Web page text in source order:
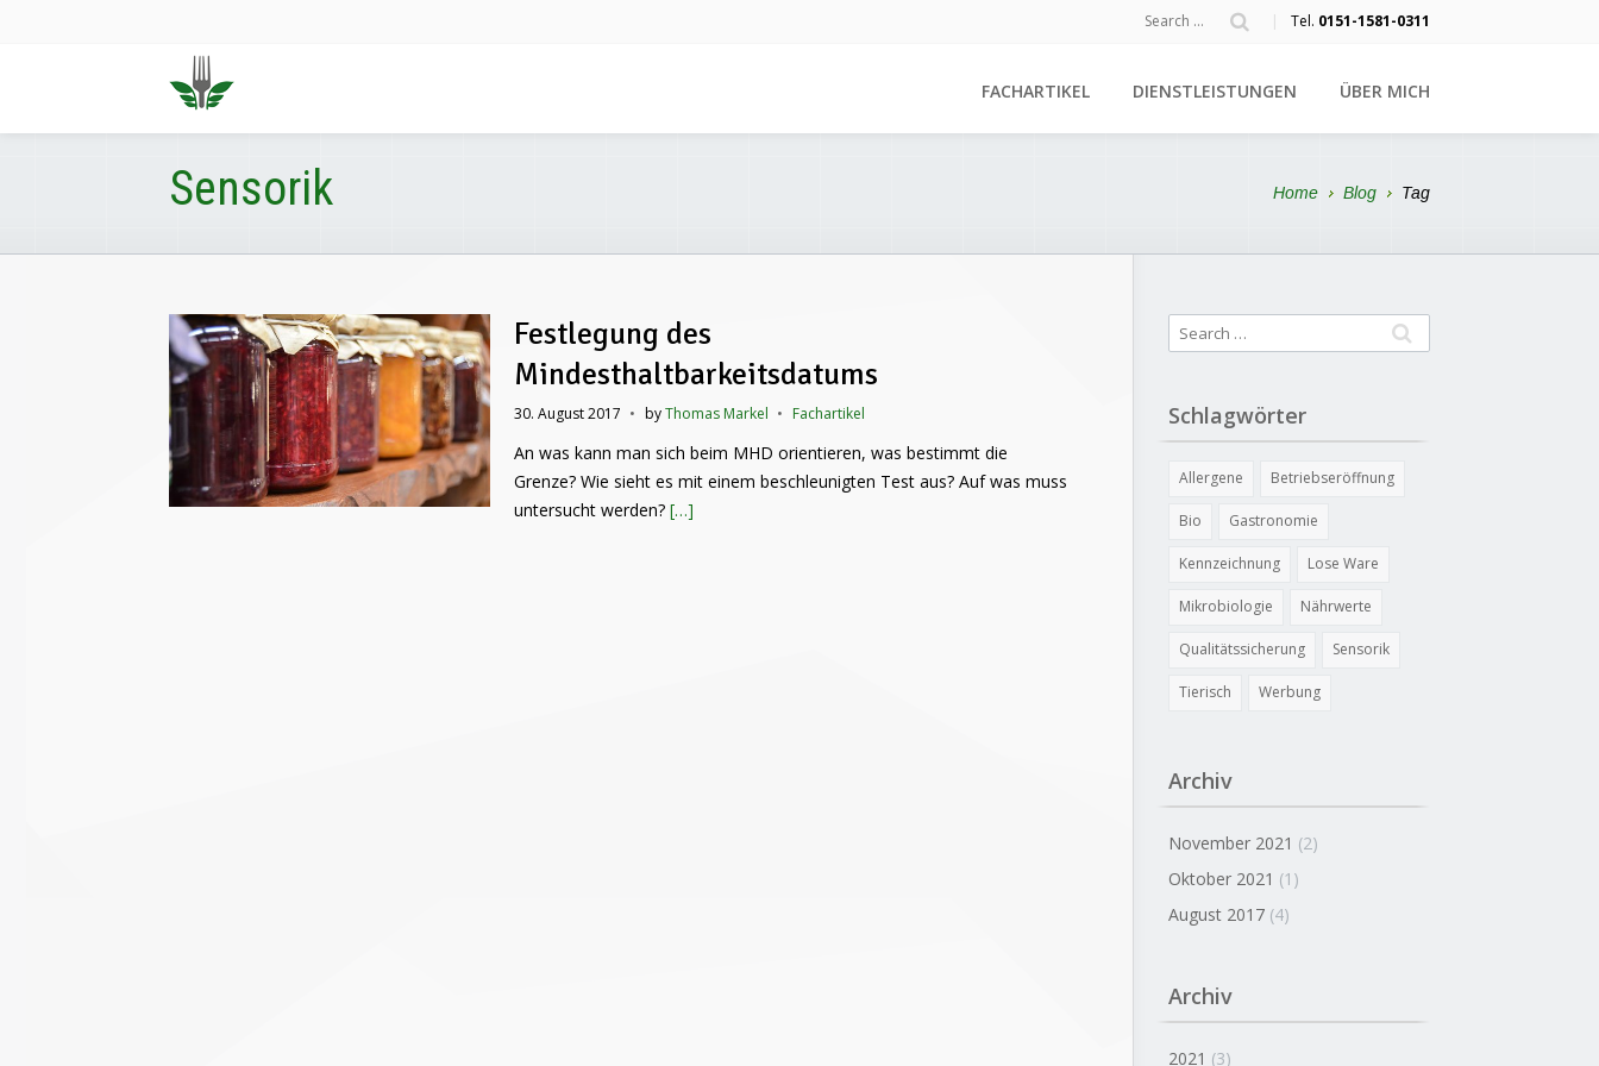
| Tel. 0151-1581-0311
FACHARTIKEL DIENSTLEISTUNGEN ÜBER MICH
Home Blog Tag
Sensorik
Festlegung des
Mindesthaltbarkeitsdatums
30. August 2017 • byThomas Markel • Fachartikel
An was kann man sich beim MHD orientieren, was bestimmt die
Grenze? Wie sieht es mit einem beschleunigten Test aus? Auf was muss
untersucht werden? […]
Schlagwörter
Allergene Betriebseröffnung
Bio Gastronomie
Kennzeichnung Lose Ware
Mikrobiologie Nährwerte
Qualitätssicherung Sensorik
Tierisch Werbung
Archiv
November 2021 (2)
Oktober 2021 (1)
August 2017 (4)
Archiv
2021 (3)